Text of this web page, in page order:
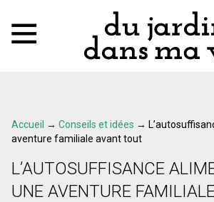
Accueil → Conseils et idées →
aventure familiale avant tout
L’AUTOSUFFISANCE
UNE AVENTURE